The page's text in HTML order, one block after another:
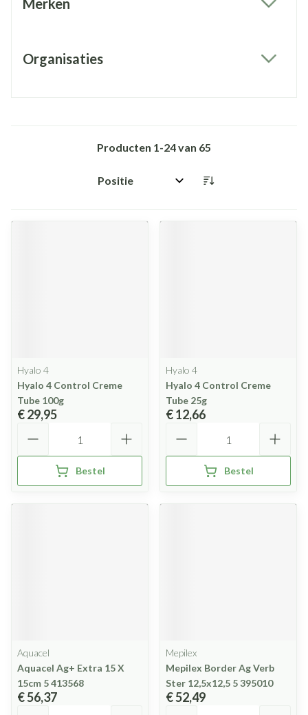
Merken
Organisaties
Producten 1-24van 65
Sorteer op:
Hyalo 4
Hyalo 4 Control Creme
Tube 100g
€ 29,95
Bestel
Hyalo 4
Hyalo 4 Control Creme
Tube 25g
€ 12,66
Bestel
Aquacel
Aquacel Ag+ Extra 15 X
15cm 5 413568
€ 56,37
Mepilex
Mepilex Border Ag Verb
Ster 12,5x12,5 5 395010
€ 52,49